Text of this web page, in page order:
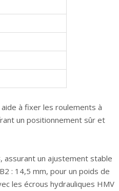
à fixer les roulements à
un positionnement sûr et
assurant un ajustement stable
: 14,5 mm, pour un poids de
les écrous hydrauliques HMV